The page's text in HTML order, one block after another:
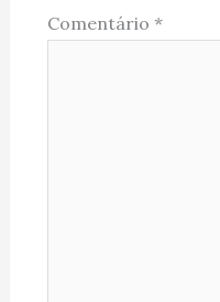
Comentário *